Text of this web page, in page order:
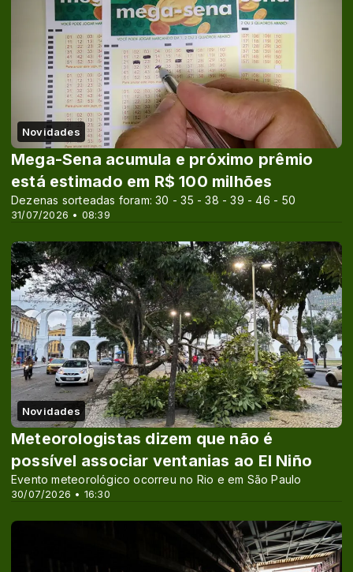
Novidades
31/07/2026 • 08:39
Mega-Sena acumula e próximo prêmio
está estimado em R$ 100 milhões
Dezenas sorteadas foram: 30 - 35 - 38 - 39 - 46 - 50
Novidades
30/07/2026 • 16:30
Meteorologistas dizem que não é
possível associar ventanias ao El Niño
Evento meteorológico ocorreu no Rio e em São Paulo